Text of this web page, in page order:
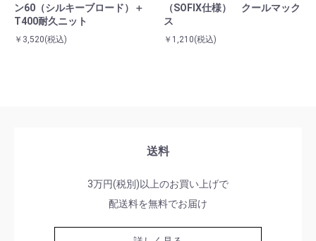
ン60（シルキーブロード）＋
T400耐久ニット
￥3,520(税込)
（SOFIX仕様） クールマック
ス
￥1,210(税込)
送料
3万円(税別)以上のお買い上げで
配送料を無料でお届け